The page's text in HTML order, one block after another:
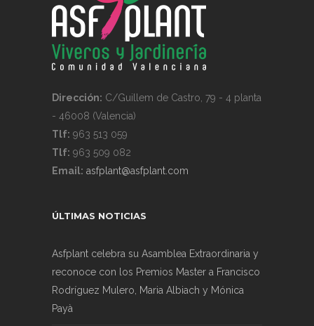
Dirección: C/Guillem de Castro, 79 - 4 planta
- 46008 (Valencia)
Tlf: 963 513 059
Tlf: 963 509 082
Email: asfplant@asfplant.com
ÚLTIMAS NOTICIAS
Asfplant celebra su Asamblea Extraordinaria y
reconoce con los Premios Master a Francisco
Rodríguez Mulero, Maria Albiach y Mónica
Payà